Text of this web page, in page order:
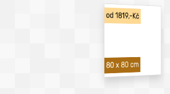
od 1819,-Kč
80 x 80 cm